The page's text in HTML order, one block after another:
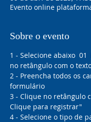
Evento online
Sobre o evento
1 - Selecione abaixo  01
no retângulo com o
2 - Preencha todos os
formulário
3 - Clique no retângulo
Clique para registrar"
4 - Selecione o tipo de